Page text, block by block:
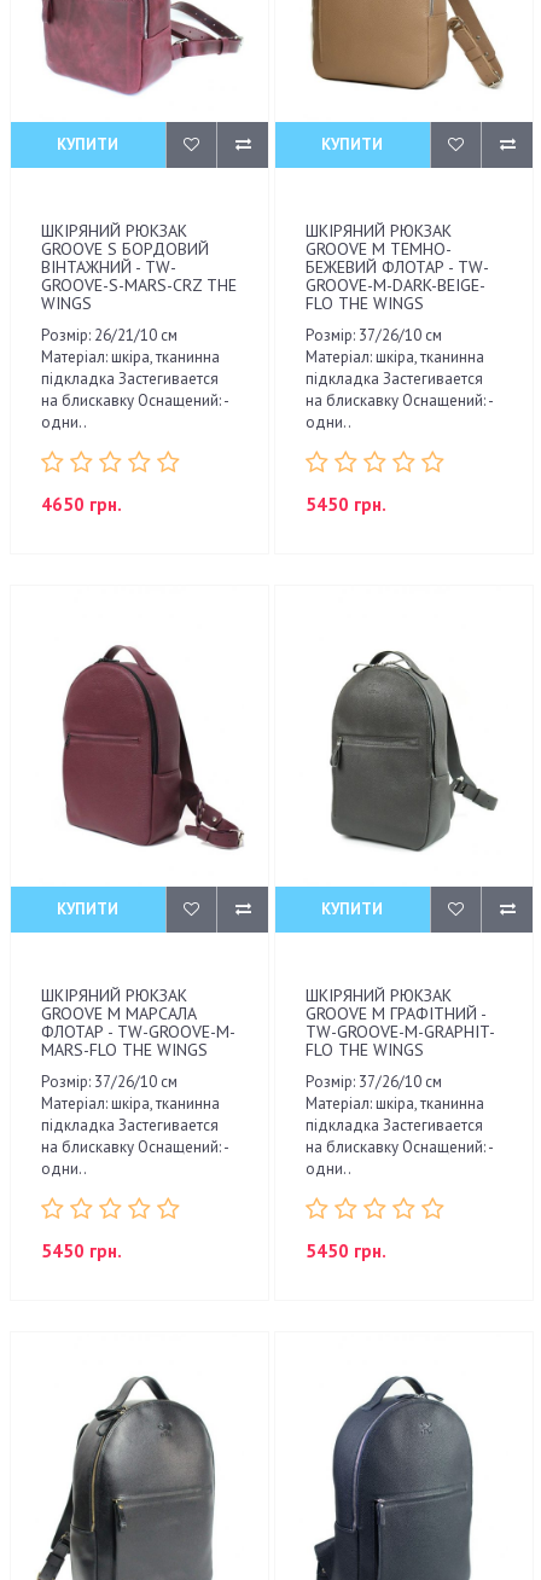
КУПИТИ
ШКІРЯНИЙ РЮКЗАК
GROOVE S БОРДОВИЙ
ВІНТАЖНИЙ - TW-
GROOVE-S-MARS-CRZ THE
WINGS
Розмір: 26/21/10 см
Матеріал: шкіра, тканинна
підкладка Застегивается
на блискавку Оснащений: -
одни..
4650 грн.
КУПИТИ
ШКІРЯНИЙ РЮКЗАК
GROOVE M ТЕМНО-
БЕЖЕВИЙ ФЛОТАР - TW-
GROOVE-M-DARK-BEIGE-
FLO THE WINGS
Розмір: 37/26/10 см
Матеріал: шкіра, тканинна
підкладка Застегивается
на блискавку Оснащений: -
одни..
5450 грн.
КУПИТИ
ШКІРЯНИЙ РЮКЗАК
GROOVE M МАРСАЛА
ФЛОТАР - TW-GROOVE-M-
MARS-FLO THE WINGS
Розмір: 37/26/10 см
Матеріал: шкіра, тканинна
підкладка Застегивается
на блискавку Оснащений: -
одни..
5450 грн.
КУПИТИ
ШКІРЯНИЙ РЮКЗАК
GROOVE M ГРАФІТНИЙ -
TW-GROOVE-M-GRAPHIT-
FLO THE WINGS
Розмір: 37/26/10 см
Матеріал: шкіра, тканинна
підкладка Застегивается
на блискавку Оснащений: -
одни..
5450 грн.